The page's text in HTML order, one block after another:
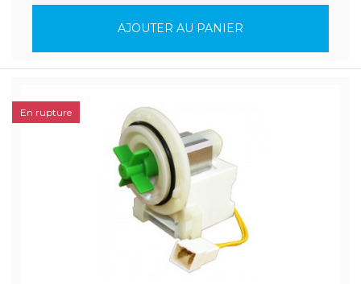
AJOUTER AU PANIER
En rupture